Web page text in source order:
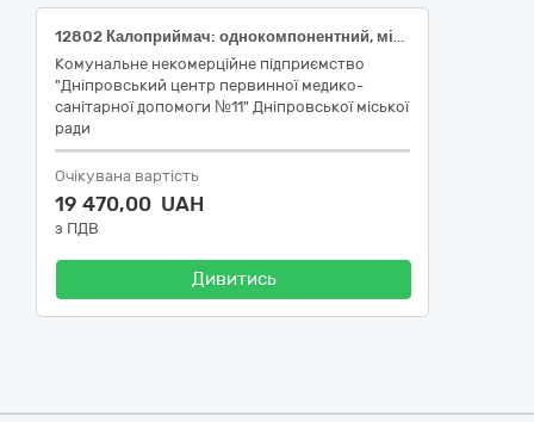
12802 Калоприймач: однокомпонентний, мішок відкритий (з дренуючим отвором), прозорий, пластина рівна, Ø отвору для вирізання до 91–100 мм
Комунальне некомерційне підприємство
"Дніпровський центр первинної медико-
санітарної допомоги №11" Дніпровської міської
ради
Очікувана вартість
19 470,00 UAH
з ПДВ
Дивитись